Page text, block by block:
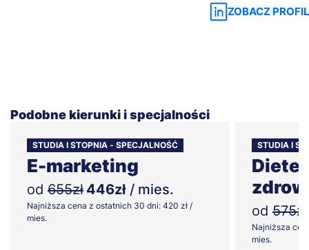
ZOBACZ
Podobne kierunki i specjalności
STUDIA I STOPNIA - SPECJALNOŚĆ
E-marketing
od 655zł 446zł / mies.
Najniższa cena z ostatnich 30 dni: 420 zł /
mies.
STUDIA I
od 575zł
Najniższa
mies.